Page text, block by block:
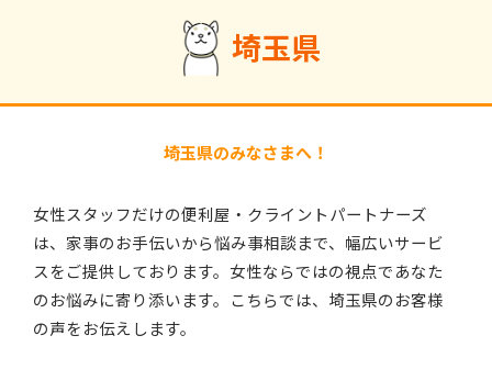
埼玉県
埼玉県のみなさまへ！
女性スタッフだけの便利屋・クライントパートナーズ
は、家事のお手伝いから悩み事相談まで、幅広いサービ
スをご提供しております。女性ならではの視点であなた
のお悩みに寄り添います。こちらでは、埼玉県のお客様
の声をお伝えします。